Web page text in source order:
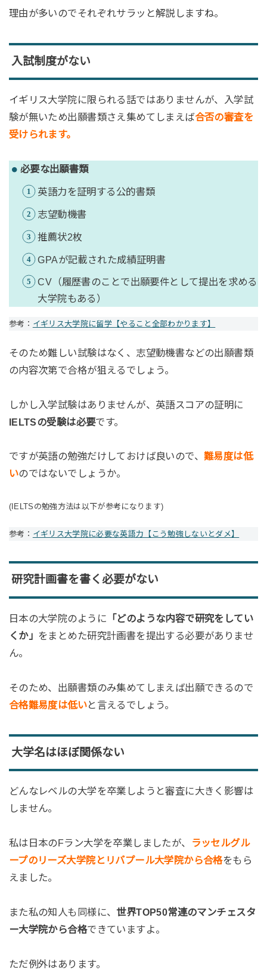
理由が多いのでそれぞれサラッと解説しますね。
入試制度がない
イギリス大学院に限られる話ではありませんが、入学試
験が無いため出願書類さえ集めてしまえば合否の審査を
受けられます。
必要な出願書類
英語力を証明する公的書類
志望動機書
推薦状2枚
GPAが記載された成績証明書
CV（履歴書のことで出願要件として提出を求める
大学院もある）
参考： イギリス大学院に留学【やること全部わかります】
そのため難しい試験はなく、志望動機書などの出願書類
の内容次第で合格が狙えるでしょう。
しかし入学試験はありませんが、英語スコアの証明に
IELTSの受験は必要です。
ですが英語の勉強だけしておけば良いので、難易度は低
いのではないでしょうか。
(IELTSの勉強方法は以下が参考になります)
参考： イギリス大学院に必要な英語力【こう勉強しないとダメ】
研究計画書を書く必要がない
日本の大学院のように 「どのような内容で研究をしてい
くか」 をまとめた研究計画書を提出する必要がありませ
ん。
そのため、出願書類のみ集めてしまえば出願できるので
合格難易度は低いと言えるでしょう。
大学名はほぼ関係ない
どんなレベルの大学を卒業しようと審査に大きく影響は
しません。
私は日本のFラン大学を卒業しましたが、
ラッセルグル
ープのリーズ大学院とリバプール大学院から合格をもら
えました。
また私の知人も同様に、 世界TOP50常連のマンチェスタ
ー大学院から合格できていますよ。
ただ例外はあります。